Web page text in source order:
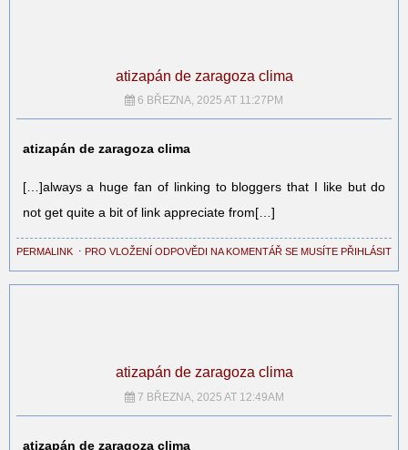
atizapán de zaragoza clima
6 BŘEZNA, 2025 AT 11:27PM
atizapán de zaragoza clima
[…]always a huge fan of linking to bloggers that I like but do
not get quite a bit of link appreciate from[…]
PERMALINK ⋅ PRO VLOŽENÍ ODPOVĚDI NA KOMENTÁŘ SE MUSÍTE PŘIHLÁSIT
atizapán de zaragoza clima
7 BŘEZNA, 2025 AT 12:49AM
atizapán de zaragoza clima